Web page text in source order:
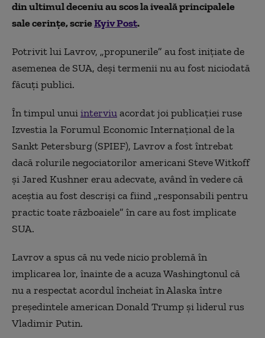
din ultimul deceniu au scos la iveală principalele
sale cerințe, scrieKyiv Post.
Potrivit lui Lavrov, „propunerile” au fost inițiate de
asemenea de SUA, deși termenii nu au fost niciodată
făcuți publici.
În timpul unuiinterviuacordat joi publicației ruse
Izvestia la Forumul Economic Internațional de la
Sankt Petersburg (SPIEF), Lavrov a fost întrebat
dacă rolurile negociatorilor americani Steve Witkoff
și Jared Kushner erau adecvate, având în vedere că
aceștia au fost descriși ca fiind „responsabili pentru
practic toate războaiele” în care au fost implicate
SUA.
Lavrov a spus că nu vede nicio problemă în
implicarea lor, înainte de a acuza Washingtonul că
nu a respectat acordul încheiat în Alaska între
președintele american Donald Trump și liderul rus
Vladimir Putin.